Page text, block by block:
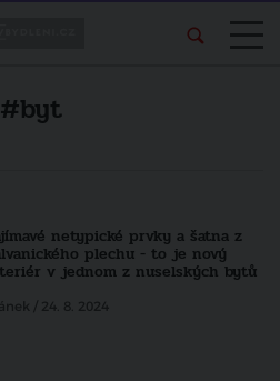
#byt
netypické prvky a šatna z
plechu - to je nový
v jednom z nuselských bytů
/ 24. 8. 2024